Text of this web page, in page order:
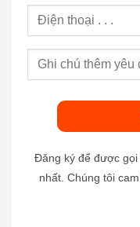
Đăng ký để được
nhất. Chúng tôi